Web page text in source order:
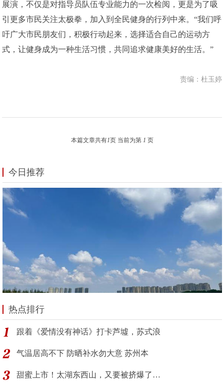
展演，不仅是对指导员队伍专业能力的一次检阅，更是为了吸
引更多市民关注太极拳，加入到全民健身的行列中来。“我们呼
吁广大市民朋友们，积极行动起来，选择适合自己的运动方
式，让健身成为一种生活习惯，共同追求健康美好的生活。”
责编：杜玉婷
本篇文章共有1页 当前为第 1 页
今日推荐
热点排行
跟着《爱情没有神话》打卡芦墟，苏式浪
气温居高不下 防晒补水勿大意 苏州本
甜蜜上市！太湖东西山，又要被挤爆了…